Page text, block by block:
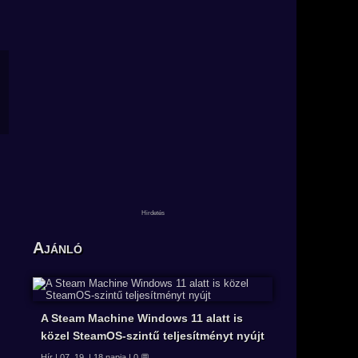
Ajánló
A Steam Machine Windows 11 alatt is
közel SteamOS-szintű teljesítményt nyújt